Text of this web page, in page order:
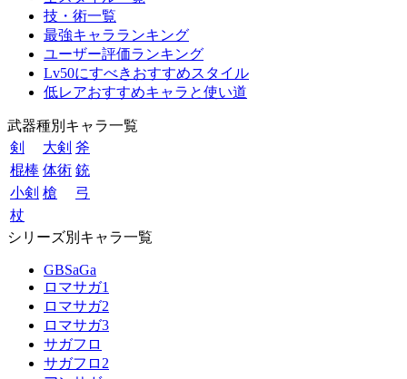
技・術一覧
最強キャラランキング
ユーザー評価ランキング
Lv50にすべきおすすめスタイル
低レアおすすめキャラと使い道
武器種別キャラ一覧
剣
大剣 斧
棍棒 体術 銃
小剣 槍
弓
杖
シリーズ別キャラ一覧
GBSaGa
ロマサガ1
ロマサガ2
ロマサガ3
サガフロ
サガフロ2